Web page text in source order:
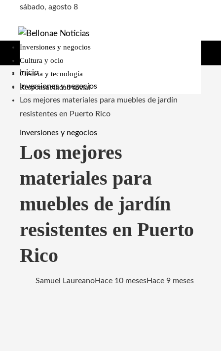
sábado, agosto 8
Inversiones y negocios
Cultura y ocio
Ciencia y tecnología
Responsabilidad social
Inicio
Inversiones y negocios
Los mejores materiales para muebles de jardín
resistentes en Puerto Rico
Inversiones y negocios
Los mejores
materiales para
muebles de jardín
resistentes en Puerto
Rico
Samuel LaureanoHace 10 mesesHace 9 meses